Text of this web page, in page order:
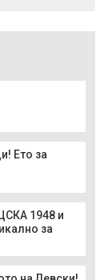
Ето за
1948 и
за